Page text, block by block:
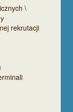
\
rekrutacji